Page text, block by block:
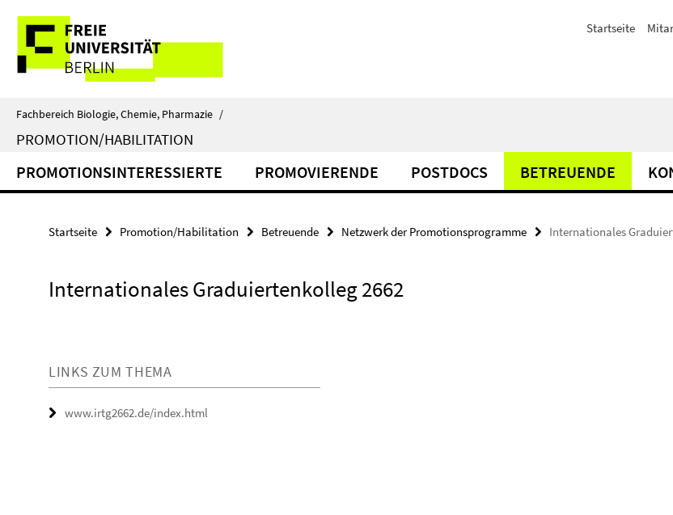
direkt
Inhalt
Service-
Navigation
Startseite
Fachbereich Biologie, Chemie, Pharmazie /
PROMOTION/HABILITATION
PROMOTIONSINTERESSIERTE PROMOVIERENDE POSTDOCS BETREUENDE
Startseite Promotion/Habilitation Betreuende Netzwerk der Promotionsprogramme Internationales
Internationales Graduiertenkolleg 2662
LINKS ZUM THEMA
www.irtg2662.de/index.html